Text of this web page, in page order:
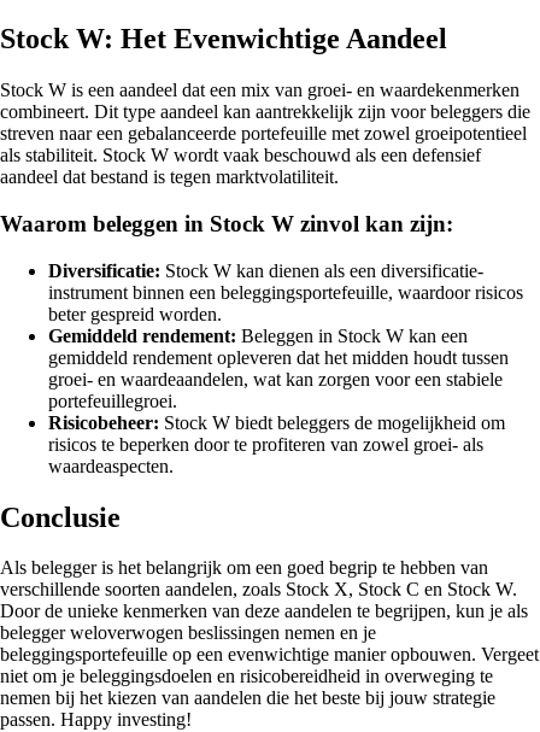
Stock W: Het Evenwichtige Aandeel
Stock W is een aandeel dat een mix van groei- en waardekenmerken
combineert. Dit type aandeel kan aantrekkelijk zijn voor beleggers die
streven naar een gebalanceerde portefeuille met zowel groeipotentieel
als stabiliteit. Stock W wordt vaak beschouwd als een defensief
aandeel dat bestand is tegen marktvolatiliteit.
Waarom beleggen in Stock W zinvol kan zijn:
Diversificatie: Stock W kan dienen als een diversificatie-
instrument binnen een beleggingsportefeuille, waardoor risicos
beter gespreid worden.
Gemiddeld rendement: Beleggen in Stock W kan een
gemiddeld rendement opleveren dat het midden houdt tussen
groei- en waardeaandelen, wat kan zorgen voor een stabiele
portefeuillegroei.
Risicobeheer: Stock W biedt beleggers de mogelijkheid om
risicos te beperken door te profiteren van zowel groei- als
waardeaspecten.
Conclusie
Als belegger is het belangrijk om een goed begrip te hebben van
verschillende soorten aandelen, zoals Stock X, Stock C en Stock W.
Door de unieke kenmerken van deze aandelen te begrijpen, kun je als
belegger weloverwogen beslissingen nemen en je
beleggingsportefeuille op een evenwichtige manier opbouwen. Vergeet
niet om je beleggingsdoelen en risicobereidheid in overweging te
nemen bij het kiezen van aandelen die het beste bij jouw strategie
passen. Happy investing!